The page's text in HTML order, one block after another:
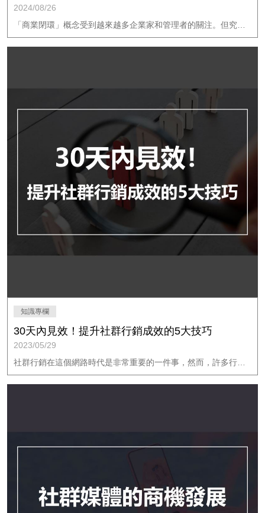
2024/08/26
知識專欄
30天內見效！提升社群行銷成效的5大技巧
2023/05/29